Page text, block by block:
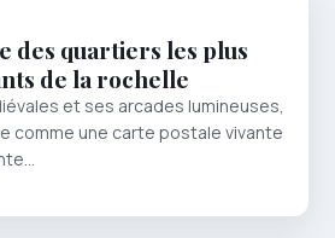
des quartiers les plus
de la rochelle
et ses arcades lumineuses,
comme une carte postale vivante